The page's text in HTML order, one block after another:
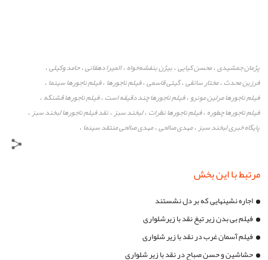
پژمان جمشیدی،محسن کیایی،بیژن بنفشه‌خواه ،المیرا دهقانی،حامد وکیلی،
فرزین محدث ،مختار سائقی،گیتی قاسمی،فیلم ناجورها ،فیلم ناجورها سینما ،
فیلم ناجورها مرلین مونرو،فیلم ناجورها چند دقیقه است ،فیلم ناجورها قشنگه ،
فیلم ناجورها چطوره ،فیلم ناجورها نظرات ،لبخند سبز،نقد فیلم ناجورها لبخند سبز،
پایگاه خبری لبخند سبز،مهدی صالحی،مهدی صالحی منتقد سینما ،
مرتبط با این بخش
اجاره نشینهایی که بر دل نشستند
فیلم بی بدن زیر تیغ نقد با زیرشلواری
فیلم آسمان غرب در نقد با زیر شلواری
حشاشین و حسن صباح در نقد با زیر شلواری